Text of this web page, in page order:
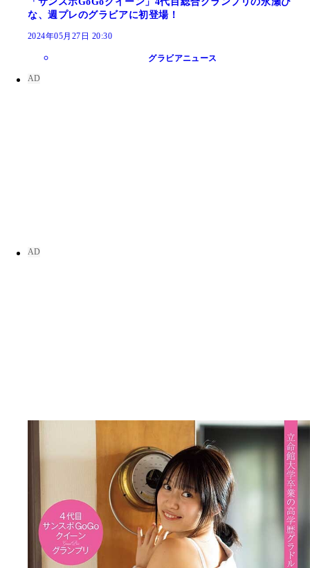
な、週プレのグラビアに初登場！
2024年05月27日 20:30
グラビアニュース